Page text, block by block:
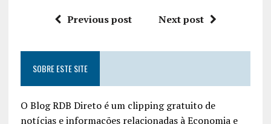
Previous post Next post
SOBRE ESTE SITE
O Blog RDB Direto é um clipping gratuito de
notícias e informações relacionadas à Economia e